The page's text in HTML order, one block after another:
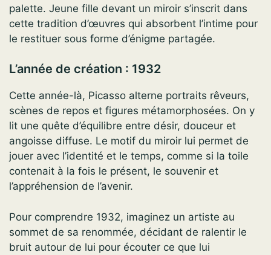
palette. Jeune fille devant un miroir s’inscrit dans
cette tradition d’œuvres qui absorbent l’intime pour
le restituer sous forme d’énigme partagée.
L’année de création : 1932
Cette année-là, Picasso alterne portraits rêveurs,
scènes de repos et figures métamorphosées. On y
lit une quête d’équilibre entre désir, douceur et
angoisse diffuse. Le motif du miroir lui permet de
jouer avec l’identité et le temps, comme si la toile
contenait à la fois le présent, le souvenir et
l’appréhension de l’avenir.
Pour comprendre 1932, imaginez un artiste au
sommet de sa renommée, décidant de ralentir le
bruit autour de lui pour écouter ce que lui